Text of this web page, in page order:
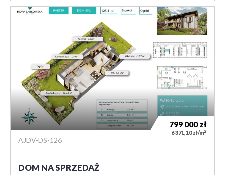
AJDV-DS-126
DOM NA SPRZEDAŻ
799 000zł
6 371,10 zł/m2